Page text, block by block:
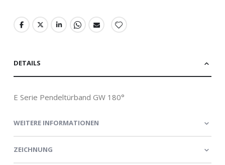
DETAILS
E Serie Pendeltürband GW 180°
WEITERE INFORMATIONEN
ZEICHNUNG